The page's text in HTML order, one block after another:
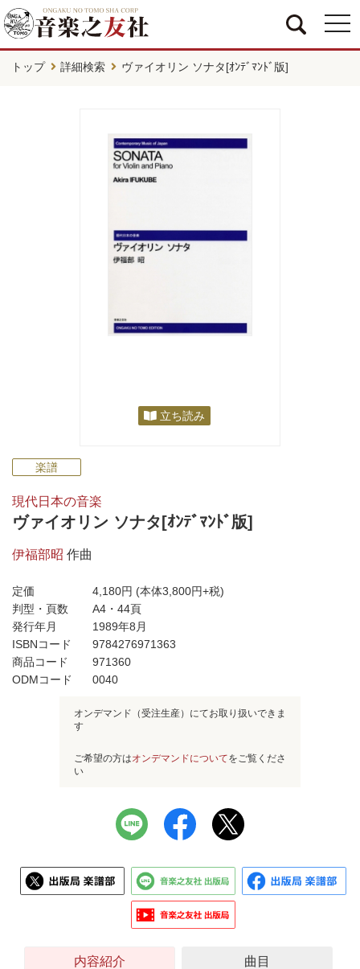
トップ 詳細検索 ヴァイオリン ソナタ[ｵﾝﾃﾞﾏﾝﾄﾞ版]
立ち読み
楽譜
現代日本の音楽
ヴァイオリン ソナタ[ｵﾝﾃﾞﾏﾝﾄﾞ版]
伊福部昭 作曲
定価 4,180円 (本体3,800円+税)
判型・頁数
A4・44頁
発行年月
1989年8月
ISBNコード
9784276971363
商品コード
971360
ODMコード
0040
オンデマンド（受注生産）にてお取り扱いできま
す
ご希望の方はオンデマンドについてをご覧くださ
い
内容紹介 曲目